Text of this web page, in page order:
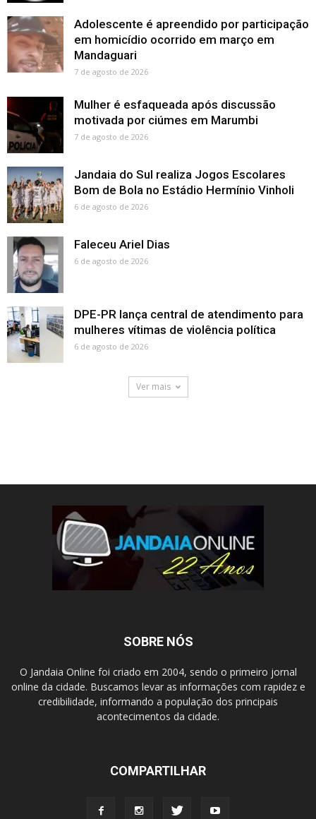
Adolescente é apreendido por participação
em homicídio ocorrido em março em
Mandaguari
7 de agosto de 2026
Mulher é esfaqueada após discussão
motivada por ciúmes em Marumbi
7 de agosto de 2026
Jandaia do Sul realiza Jogos Escolares
Bom de Bola no Estádio Hermínio Vinholi
6 de agosto de 2026
Faleceu Ariel Dias
6 de agosto de 2026
DPE-PR lança central de atendimento para
mulheres vítimas de violência política
6 de agosto de 2026
Ver mais
SOBRE NÓS
O Jandaia Online foi criado em 2004, sendo o primeiro jornal
online da cidade. Buscamos levar as informações com rapidez e
credibilidade, informando a população dos principais
acontecimentos da cidade.
COMPARTILHAR